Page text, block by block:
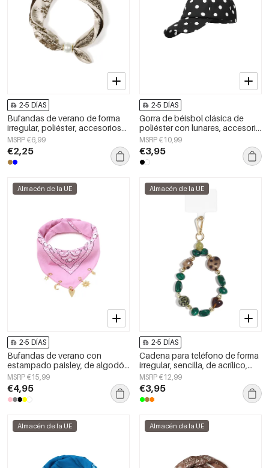
2-5 DÍAS
Bufandas de verano de forma
irregular, poliéster, accesorios
diarios
MSRP €6,99
€2,25
2-5 DÍAS
Gorra de béisbol clásica de
poliéster con lunares, accesorio
diario.
MSRP €10,99
€3,95
Almacén de la UE
2-5 DÍAS
Bufandas de verano con
estampado paisley, de algodón
clásico, accesorios para el día a
día.
MSRP €15,99
€4,95
Almacén de la UE
2-5 DÍAS
Cadena para teléfono de forma
irregular, sencilla, de acrílico,
accesorio de uso diario.
MSRP €12,99
€3,95
Almacén de la UE Almacén de la UE